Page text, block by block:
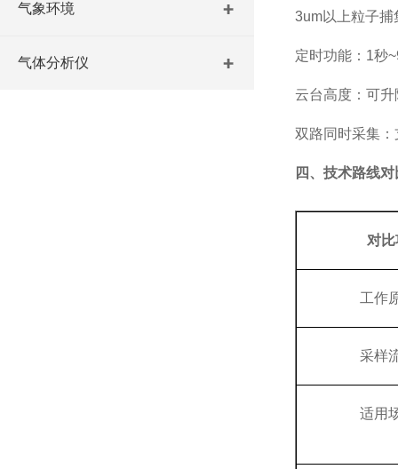
3um以上粒子捕
定时功能：1秒
云台高度：可
双路同时采集
四、技术路线
对比
工作
采样
适用
气象环境
气体分析仪